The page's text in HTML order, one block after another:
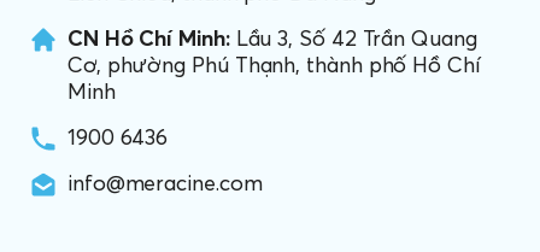
CN Hồ Chí Minh:Lầu 3, Số 42 Trần Quang
Cơ, phường Phú Thạnh, thành phố Hồ Chí
Minh
1900 6436
info@meracine.com